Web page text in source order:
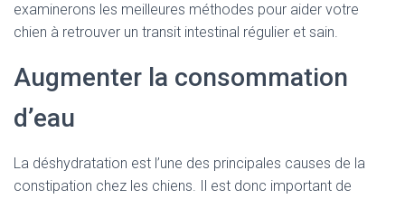
examinerons les meilleures méthodes pour aider votre
chien à retrouver un transit intestinal régulier et sain.
Augmenter la consommation
d’eau
La déshydratation est l’une des principales causes de la
constipation chez les chiens. Il est donc important de